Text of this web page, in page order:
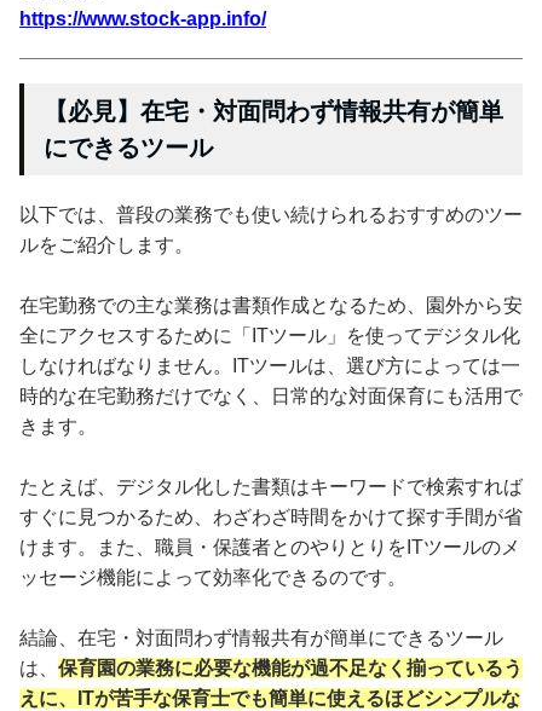
https://www.stock-app.info/
【必見】在宅・対面問わず情報共有が簡単
にできるツール
以下では、普段の業務でも使い続けられるおすすめのツー
ルをご紹介します。
在宅勤務での主な業務は書類作成となるため、園外から安
全にアクセスするために「ITツール」を使ってデジタル化
しなければなりません。ITツールは、選び方によっては一
時的な在宅勤務だけでなく、日常的な対面保育にも活用で
きます。
たとえば、デジタル化した書類はキーワードで検索すれば
すぐに見つかるため、わざわざ時間をかけて探す手間が省
けます。また、職員・保護者とのやりとりをITツールのメ
ッセージ機能によって効率化できるのです。
結論、在宅・対面問わず情報共有が簡単にできるツール
は、 保育園の業務に必要な機能が過不足なく揃っているう
えに、ITが苦手な保育士でも簡単に使えるほどシンプルな